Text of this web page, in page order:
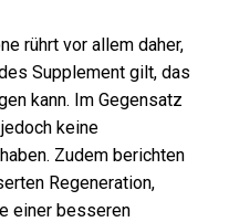
rührt vor allem daher,
Supplement gilt, das
kann. Im Gegensatz
keine
Zudem berichten
Regeneration,
einer besseren